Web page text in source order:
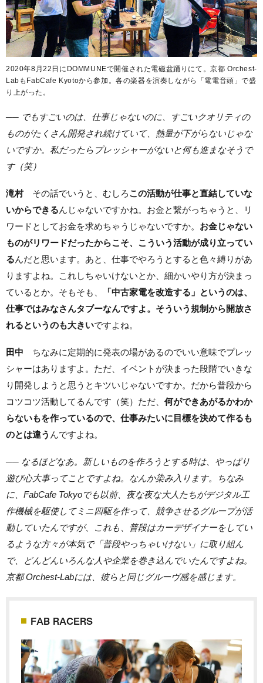
2020年8月22日にDOMMUNEで開催された電磁盆踊りにて。京都 Orchest-
LabもFabCafe Kyotoから参加。各の楽器を演奏しながら「電電音頭」で盛
り上がった。
── でもすごいのは、仕事じゃないのに、すごいクオリティの
ものがたくさん開発され続けていて、熱量が下がらないじゃな
いですか。私だったらプレッシャーがないと何も進まなそうで
す（笑）
滝村その話でいうと、むしろこの活動が仕事と直結していな
いからできるんじゃないですかね。お金と繋がっちゃうと、リ
ワードとしてお金を求めちゃうじゃないですか。 お金じゃない
ものがリワードだったからこそ、こういう活動が成り立ってい
るんだと思います。あと、仕事でやろうとすると色々縛りがあ
りますよね。これしちゃいけないとか、細かいやり方が決まっ
ているとか。そもそも、
「中古家電を改造する」というのは、
仕事ではみなさんタブーなんですよ。そういう規制から開放さ
れるというのも大きいですよね。
田中 ちなみに定期的に発表の場があるのでいい意味でプレッ
シャーはありますよ。ただ、イベントが決まった段階でいきな
り開発しようと思うとキツいじゃないですか。だから普段から
コツコツ活動してるんです（笑）ただ、 何ができあがるかわか
らないもを作っているので、仕事みたいに目標を決めて作るも
のとは違う んですよね。
── なるほどなあ。新しいものを作ろうとする時は、やっぱり
遊び心大事ってことですよね。なんか染み入ります。ちなみ
に、FabCafe Tokyoでも以前、夜な夜な大人たちがデジタル工
作機械を駆使してミニ四駆を作って、競争させるグループが活
動していたんですが、これも、普段はカーデザイナーをしてい
るような方々が本気で「普段やっちゃいけない」に取り組ん
で、どんどんいろんな人や企業を巻き込んでいたんですよね。
京都 Orchest-Labには、彼らと同じグルーヴ感を感じます。
FAB RACERS